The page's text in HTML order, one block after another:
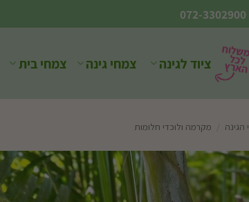
072-3302900
ציוד לגינה צמחי גינה צמחי בית
הגינה מקרמה ולוכדי חלומות